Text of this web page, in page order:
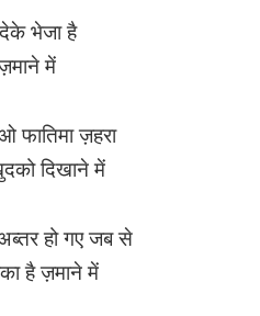
देके भेजा है
में
फातिमा ज़हरा
दिखाने में
हो गए जब से
है ज़माने में